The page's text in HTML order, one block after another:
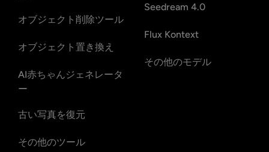
オブジェクト削除ツール
オブジェクト置き換え
AI赤ちゃんジェネレータ
ー
古い写真を復元
その他のツール
Seedream 4.0
Flux Kontext
その他のモデル